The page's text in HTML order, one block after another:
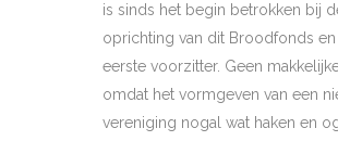
is sinds het begin betrokken bij
oprichting van dit Broodfonds
eerste voorzitter. Geen makkelijke
omdat het vormgeven van een
vereniging nogal wat haken en